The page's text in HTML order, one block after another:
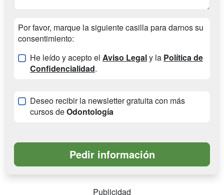
Por favor, marque la siguiente casilla para darnos su
consentimiento:
He leído y acepto el Aviso Legaly la Política de
Confidencialidad.
Deseo recibir la newsletter gratuita con más
cursos deOdontología
Publicidad